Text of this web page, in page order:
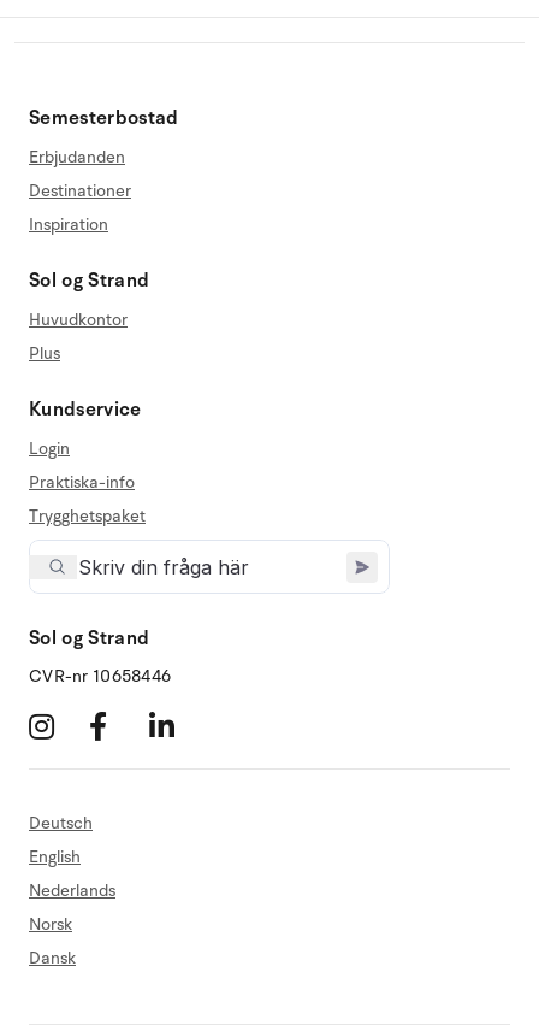
Semesterbostad
Erbjudanden
Destinationer
Inspiration
Sol og Strand
Huvudkontor
Plus
Kundservice
Login
Praktiska-info
Trygghetspaket
Sol og Strand
CVR-nr 10658446
Deutsch
English
Nederlands
Norsk
Dansk